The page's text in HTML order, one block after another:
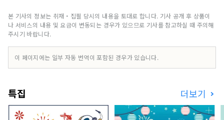
45분) ★간사이 국제공항 차로 약 2시간 30분(전철
로 2시간 30분) ★ 스즈카 서킷 자동차로 약 30 분
타운 차로 약 25 분 ★유키 신사 차로 약 15분 ★ 가
이라쿠 공원 도보 1분 ★다카다 혼야마 덴슈지 차로
약 10분 ★ 도바 수족관 차로 약 1 시간 ★마츠자카
약 1시간 ★오와시시 차로 약 1시간 30분 ★구마노
고도 차로 약 3시간 30분
본 기사의 정보는 취재・집필 당시의 내용을 토대로 합니다. 기사 공개 후 상품이
나 서비스의 내용 및 요금이 변동되는 경우가 있으므로 기사를 참고하실 때 주의해
주시기 바랍니다.
이 페이지에는 일부 자동 번역이 포함된 경우가 있습니다.
특집 더보기